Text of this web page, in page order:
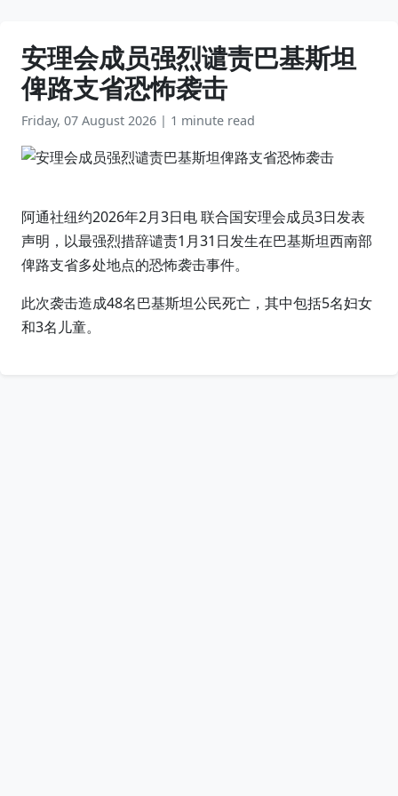
安理会成员强烈谴责巴基斯坦
俾路支省恐怖袭击
Friday, 07 August 2026 | 1 minute read
阿通社纽约2026年2月3日电 联合国安理会成员3日发表
声明，以最强烈措辞谴责1月31日发生在巴基斯坦西南部
俾路支省多处地点的恐怖袭击事件。
此次袭击造成48名巴基斯坦公民死亡，其中包括5名妇女
和3名儿童。